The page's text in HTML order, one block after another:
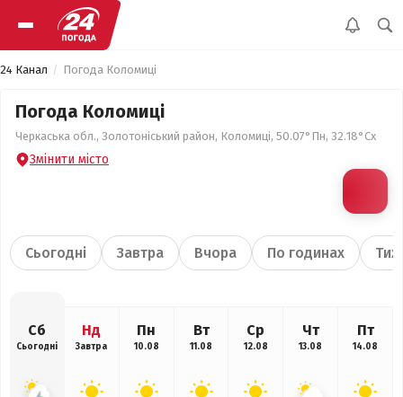
24 Канал Погода Коломиці
Погода Коломиці
Черкаська обл., Золотоніський район, Коломиці, 50.07°Пн, 32.18°Сх
Змінити місто
Сьогодні Завтра Вчора По годинах
Сб
Сьогодні
Нд
Завтра
Пн
10.08
Вт
11.08
Ср
12.08
Чт
13.08
Пт
14.08